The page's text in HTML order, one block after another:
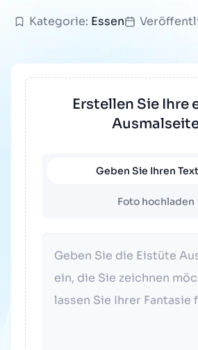
Kategorie: Essen
Erstellen Sie Ihre
Geben Sie Ihren
Foto hochladen